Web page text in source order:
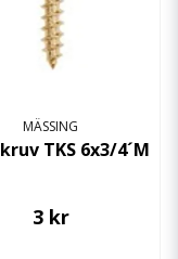
MÄSSING
TKS 6x3/4´M
3 kr